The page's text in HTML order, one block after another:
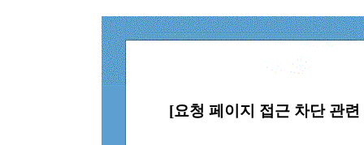
[요청 페이지 접근 차단 관